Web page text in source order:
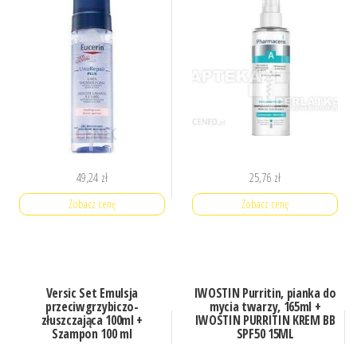
49,24 zł
Zobacz cenę
25,76 zł
Zobacz cenę
Versic Set Emulsja
przeciwgrzybiczo-
złuszczająca 100ml +
Szampon 100 ml
IWOSTIN Purritin, pianka do
mycia twarzy, 165ml +
IWOSTIN PURRITIN KREM BB
SPF50 15ML